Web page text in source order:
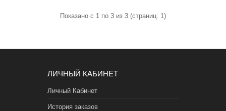
Показано с 1 по 3 из 3 (страниц: 1)
ЛИЧНЫЙ КАБИНЕТ
Личный Кабинет
История заказов